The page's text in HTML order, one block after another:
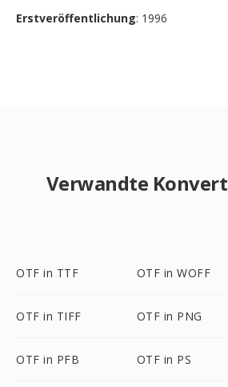
Erstveröffentlichung: 1996
Verwandte
OTF in TTF OTF in WOFF
OTF in TIFF OTF in PNG
OTF in PFB OTF in PS